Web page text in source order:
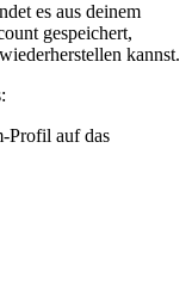
es aus deinem
gespeichert,
kannst.
Profil auf das